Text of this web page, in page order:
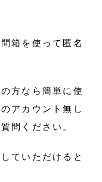
箱を使って匿名
方なら簡単に使
アカウント無し
問ください。
ていただけると